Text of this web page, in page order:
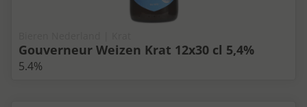
Gouverneur Weizen Krat 12x30 cl 5,4%
5.4%